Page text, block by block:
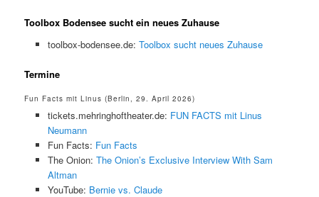
Toolbox Bodensee sucht ein neues Zuhause
toolbox-bodensee.de: Toolbox sucht neues Zuhause
Termine
Fun Facts mit Linus (Berlin, 29. April 2026)
tickets.mehringhoftheater.de: FUN FACTS mit Linus
Neumann
Fun Facts: Fun Facts
The Onion: The Onion’s Exclusive Interview With Sam
Altman
YouTube: Bernie vs. Claude